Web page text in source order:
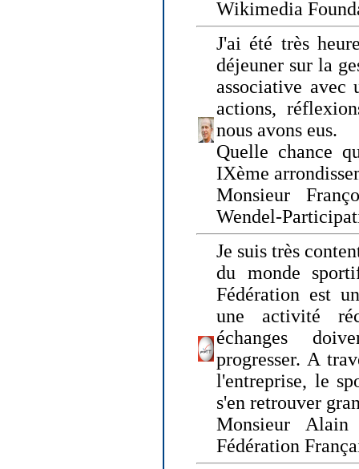
Wikimedia
J'ai été très
déjeuner sur la
associative avec
actions,
nous avons eus.
Quelle chance
IXème
Monsieur
Wendel-
Je suis très
du monde
Fédération est
une activité
échanges
progresser. A
l'entreprise, le
s'en retrouver
Monsieur
Fédération